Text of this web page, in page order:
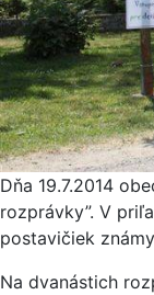
Dňa 19.7.2014
rozprávky”. V
postavičiek
Na dvanástich